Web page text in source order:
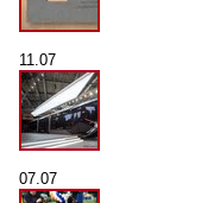
11.07
07.07